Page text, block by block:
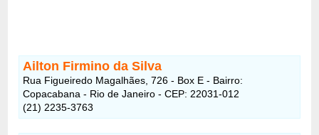
Ailton Firmino da Silva
Rua Figueiredo Magalhães, 726 - Box E - Bairro:
Copacabana - Rio de Janeiro - CEP: 22031-012
(21) 2235-3763